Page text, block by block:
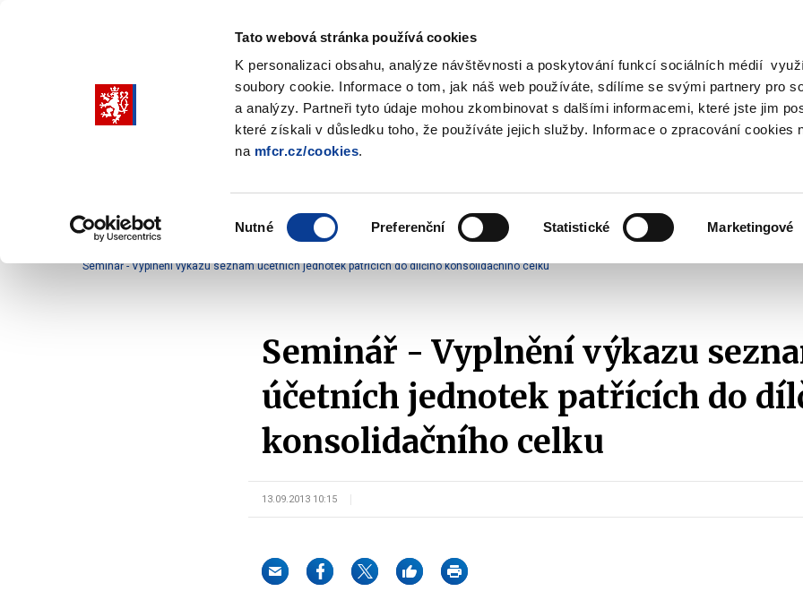
Tato webová stránka používá cookies
K personalizaci obsahu, analýze návštěvnosti a poskytování funkcí sociálních médií
soubory cookie. Informace o tom, jak náš web používáte, sdílíme se svými partnery pro
a analýzy. Partneři tyto údaje mohou zkombinovat s dalšími informacemi, které jste jim
které získali v důsledku toho, že používáte jejich služby. Informace o zpracování cookies
na mfcr.cz/cookies.
Nutné Preferenční Statistické Marketingové
Vyhledat
submenu
submenu
politika
submenu
submenu
účetnictví
Účetnictví Účetní reforma veřejných financí - Účetnictví státu Účetní výkaznictví státu
Seminář - Vyplnění výkazu seznam účetních jednotek patřících do dílčího konsolidačního celku
Seminář - Vyplnění výkazu
účetních jednotek patřících do
konsolidačního celku
13.09.2013 10:15